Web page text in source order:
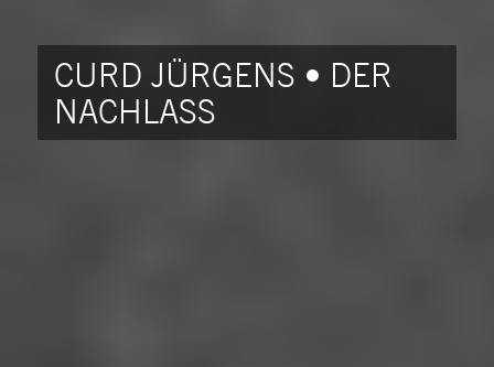
CURD JÜRGENS • DER
NACHLASS